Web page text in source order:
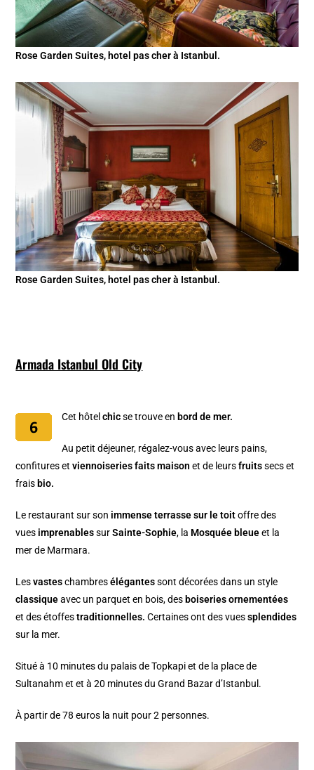
Rose Garden Suites, hotel pas cher à Istanbul.
Rose Garden Suites, hotel pas cher à Istanbul.
Armada Istanbul Old City
Cet hôtelchicse trouve en bord de mer.
Au petit déjeuner, régalez-vous avec leurs pains,
confitures etviennoiseries faits maisonet de leursfruitssecs et
frais bio.
Le restaurant sur son immense terrasse sur le toitoffre des
vues imprenablessurSainte-Sophie, la Mosquée bleueet la
mer de Marmara.
Lesvasteschambresélégantessont décorées dans un style
classiqueavec un parquet en bois, des boiseries ornementées
et des étoffestraditionnelles. Certaines ont des vuessplendides
sur la mer.
Situé à 10 minutes du palais de Topkapi et de la place de
Sultanahm et et à 20 minutes du Grand Bazar d’Istanbul.
À partir de 78 euros la nuit pour 2 personnes.